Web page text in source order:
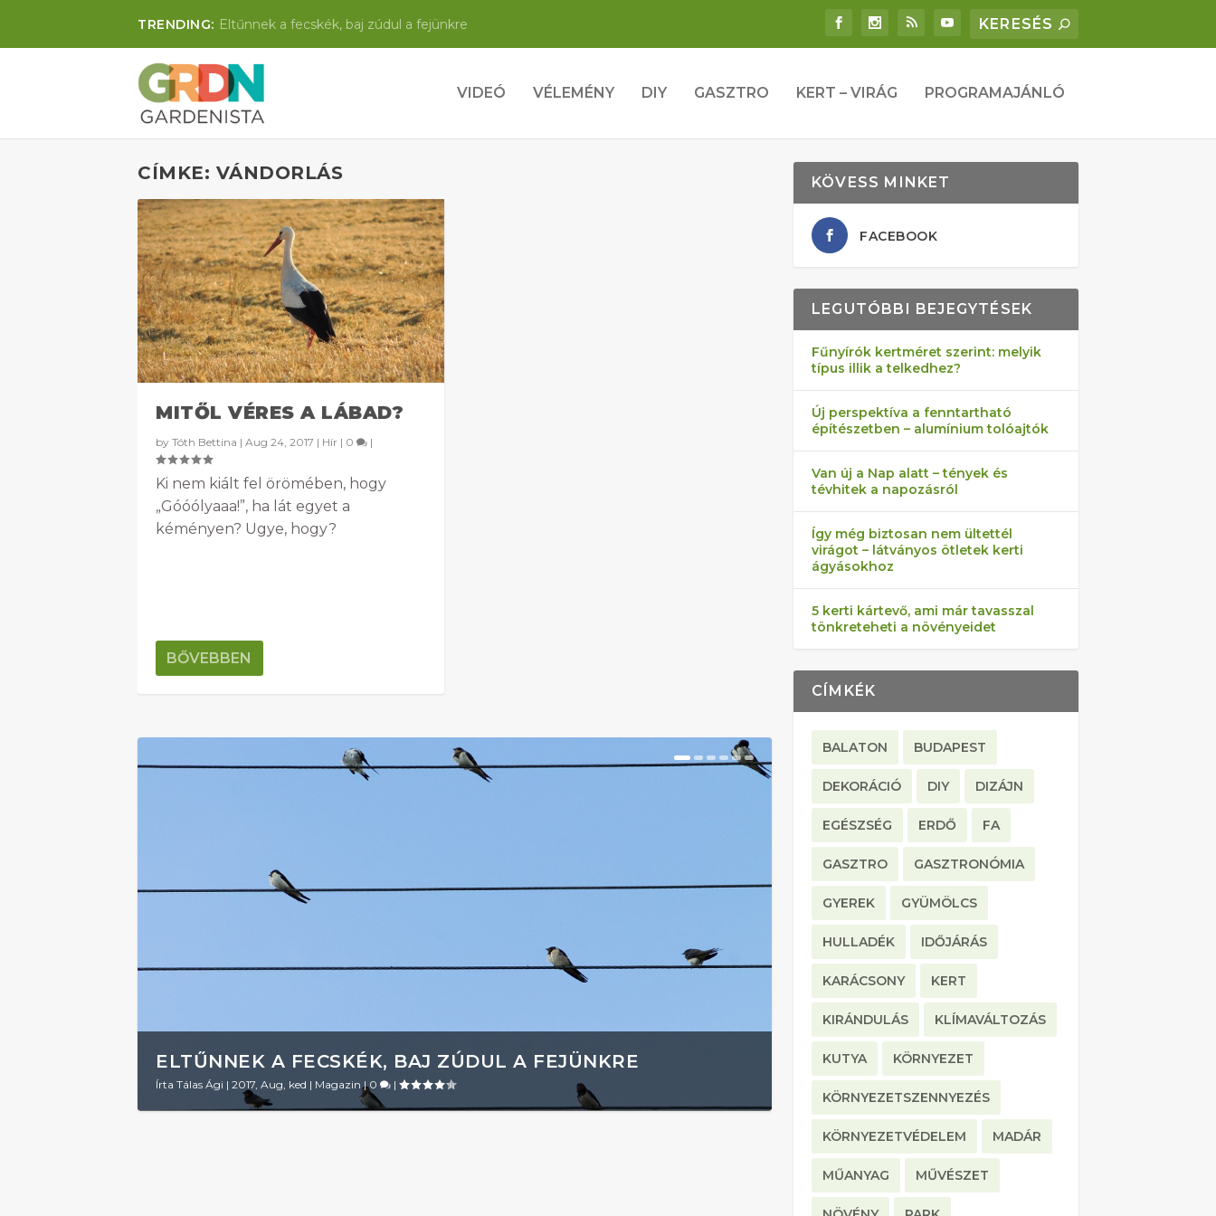
TRENDING: Eltűnnek a fecskék, baj zúdul a fejünkre
VIDEÓ VÉLEMÉNY DIY GASZTRO KERT – VIRÁG PROGRAMAJÁNLÓ
CÍMKE: VÁNDORLÁS
MITŐL VÉRES A LÁBAD?
by Tóth Bettina | Aug 24, 2017 | Hír | 0 |
Ki nem kiált fel örömében, hogy
„Góóólyaaa!”, ha lát egyet a
kéményen? Ugye, hogy?
BŐVEBBEN
ELTŰNNEK A FECSKÉK, BAJ ZÚDUL A FEJÜNKRE
Írta Tálas Ági | 2017, Aug, ked | Magazin |0 |
KÖVESS MINKET
FACEBOOK
LEGUTÓBBI BEJEGYTÉSEK
Fűnyírók kertméret szerint: melyik
típus illik a telkedhez?
Új perspektíva a fenntartható
építészetben – alumínium tolóajtók
Van új a Nap alatt – tények és
tévhitek a napozásról
Így még biztosan nem ültettél
virágot – látványos ötletek kerti
ágyásokhoz
5 kerti kártevő, ami már tavasszal
tönkreteheti a növényeidet
CÍMKÉK
BALATON BUDAPEST
DEKORÁCIÓ DIY DIZÁJN
EGÉSZSÉG ERDŐ FA
GASZTRO GASZTRONÓMIA
GYEREK GYÜMÖLCS
HULLADÉK IDŐJÁRÁS
KARÁCSONY KERT
KIRÁNDULÁS KLÍMAVÁLTOZÁS
KUTYA KÖRNYEZET
KÖRNYEZETSZENNYEZÉS
KÖRNYEZETVÉDELEM MADÁR
MŰANYAG MŰVÉSZET